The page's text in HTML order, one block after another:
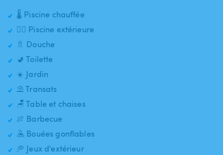
🌡️ Piscine chauffée
🏊‍♂️ Piscine extérieure
🚿 Douche
🚽 Toilette
☀️ Jardin
⛱️ Transats
🪑 Table et chaises
🍖 Barbecue
🤽 Bouées gonflables
🥏 Jeux d'extérieur